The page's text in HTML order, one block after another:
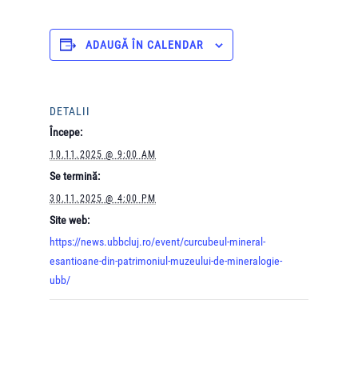
ADAUGĂ ÎN CALENDAR
DETALII
Începe:
10.11.2025 @ 9:00 AM
Se termină:
30.11.2025 @ 4:00 PM
Site web:
https://news.ubbcluj.ro/event/curcubeul-mineral-
esantioane-din-patrimoniul-muzeului-de-mineralogie-
ubb/